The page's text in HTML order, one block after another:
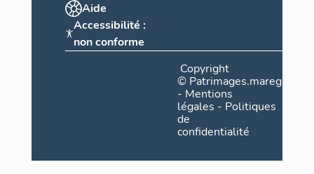
Aide
Accessibilité :
non conforme
Copyright
©
- Mentions
légales - Politiques
de
confidentialité